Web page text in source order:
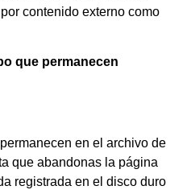
contenido externo como
que permanecen
en el archivo de
que abandonas la página
registrada en el disco duro